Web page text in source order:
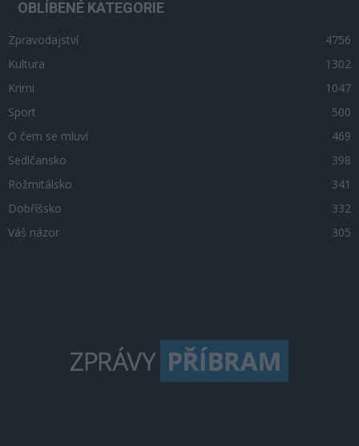
OBLÍBENÉ KATEGORIE
Zpravodajství
4756
Kultura
1302
Krimi
1047
Sport
500
O čem se mluví
469
Sedlčansko
398
Rožmitálsko
341
Dobříšsko
332
Váš názor
305